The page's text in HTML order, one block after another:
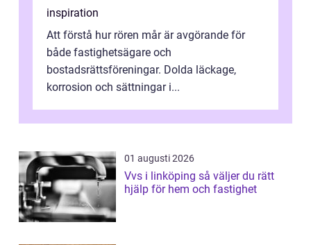
inspiration
Att förstå hur rören mår är avgörande för
både fastighetsägare och
bostadsrättsföreningar. Dolda läckage,
korrosion och sättningar i...
01 augusti 2026
Vvs i linköping så väljer du rätt
hjälp för hem och fastighet